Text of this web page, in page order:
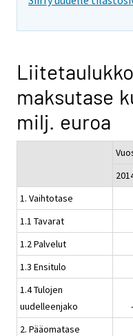
maksutase
milj. euroa
1. Vaihtotase
1.1 Tavarat
1.2 Palvelut
1.3 Ensitulo
1.4 Tulojen
uudelleenjako
2. Pääomatase